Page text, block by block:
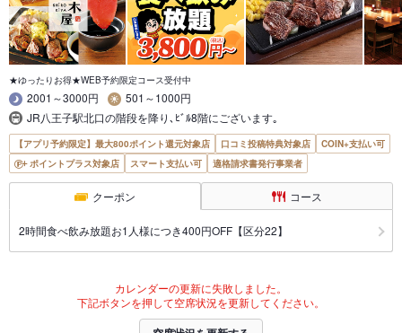
★ゆったりお得★WEB予約限定コース受付中
2001～3000円
501～1000円
JR八王子駅北口の階段を降り､ﾋﾞﾙ8階にございます｡
【アプリ予約限定】最大800ポイント還元対象店 口コミ投稿特典対象店
COIN+支払い可
ポイントプラス対象店
スマート支払い可 適格請求書発行事業者
クーポン コース
2時間食べ飲み放題お1人様につき400円OFF【区分22】
カレンダーの更新に失敗しました。
下記ボタンを押して空席状況を更新してください。